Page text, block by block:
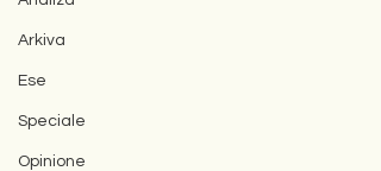
Arkiva
Ese
Speciale
Opinione